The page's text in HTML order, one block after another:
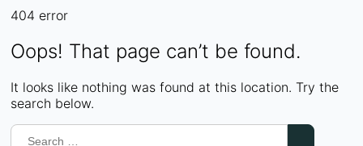
404 error
Oops! That page can’t be found.
It looks like nothing was found at this location. Try the
search below.